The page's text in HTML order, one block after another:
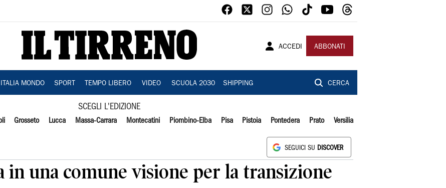
ACCEDI ABBONATI
ITALIA MONDO SPORT TEMPO LIBERO VIDEO SCUOLA 2030 SHIPPING CERCA
SCEGLI L'EDIZIONE
Grosseto Lucca Massa-Carrara Montecatini Piombino-Elba Pisa Pistoia Pontedera Prato Versilia
SEGUICI SU DISCOVER
in una comune visione per la transizione